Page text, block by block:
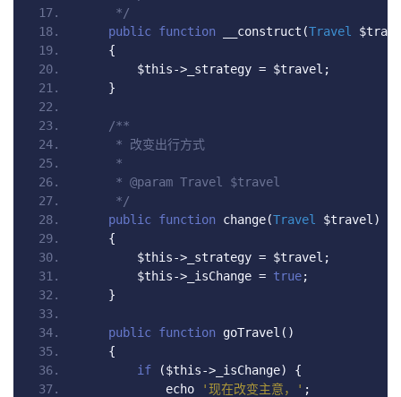
     */
public function __construct (Travel
{
        $this
-> _strategy = $travel ;
}
/**
     * 改变出行方式
     *
     * @param Travel $travel
     */
public function change(Travel $travel )
{
        $this
-> _strategy = $travel ;
        $this
-> _isChange = true;
}
public function goTravel ()
{
if
($this-> _isChange)
{
            echo
'现在改变主意，' ;